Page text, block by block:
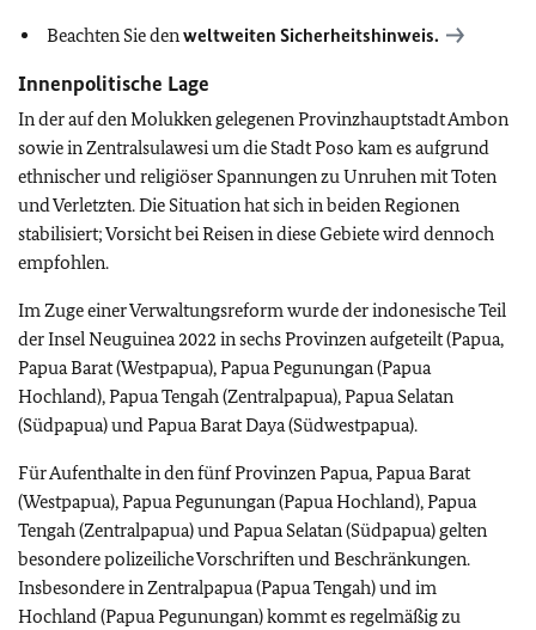
Beachten Sie denweltweiten Sicherheitshinweis.
Innenpolitische Lage
In der auf den Molukken gelegenen Provinzhauptstadt Ambon
sowie in Zentralsulawesi um die Stadt Poso kam es aufgrund
ethnischer und religiöser Spannungen zu Unruhen mit Toten
und Verletzten. Die Situation hat sich in beiden Regionen
stabilisiert; Vorsicht bei Reisen in diese Gebiete wird dennoch
empfohlen.
Im Zuge einer Verwaltungsreform wurde der indonesische Teil
der Insel Neuguinea 2022 in sechs Provinzen aufgeteilt (Papua,
Papua Barat (Westpapua), Papua Pegunungan (Papua
Hochland), Papua Tengah (Zentralpapua), Papua Selatan
(Südpapua) und Papua Barat Daya (Südwestpapua).
Für Aufenthalte in den fünf Provinzen Papua, Papua Barat
(Westpapua), Papua Pegunungan (Papua Hochland), Papua
Tengah (Zentralpapua) und Papua Selatan (Südpapua) gelten
besondere polizeiliche Vorschriften und Beschränkungen.
Insbesondere in Zentralpapua (Papua Tengah) und im
Hochland (Papua Pegunungan) kommt es regelmäßig zu